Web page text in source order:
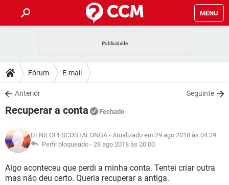
MENU
CELULAR
OUTLOOK
INSTAGRAM GMAIL
DICAS
JOGOS
INSTAGRAM GMAIL
GUIA DE COMPRAS
DOWNLOADS
JOGOS WHATSAPP
OUTLOOK EXCEL
INSTAGRAM
GUIA DE COMPRAS
FÓRUM
JOGOS WHATSAPP
CELULAR
OUTLOOK EXCEL
GLOSSÁRIO
JOGOS WHATSAPP
CELULAR FACEBOOK
Fórum E-mail
Anterior Seguinte
Recuperar a conta Fechado
DENILOPESCOSTALONGA - Atualizado em 29 ago 2018 às 04:39
Perfil bloqueado - 28 ago 2018 às 20:00
Algo aconteceu que perdi a minha conta. Tentei criar outra
mas não deu certo. Queria recuperar a antiga.